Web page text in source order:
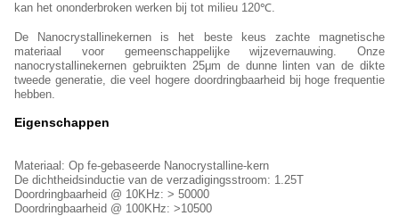
kan het ononderbroken werken bij tot milieu 120℃.
De Nanocrystallinekernen is het beste keus zachte magnetische
materiaal voor gemeenschappelijke wijzevernauwing. Onze
nanocrystallinekernen gebruikten 25μm de dunne linten van de dikte
tweede generatie, die veel hogere doordringbaarheid bij hoge frequentie
hebben.
Eigenschappen
Materiaal: Op fe-gebaseerde Nanocrystalline-kern
De dichtheidsinductie van de verzadigingsstroom: 1.25T
Doordringbaarheid @ 10KHz: > 50000
Doordringbaarheid @ 100KHz: >10500